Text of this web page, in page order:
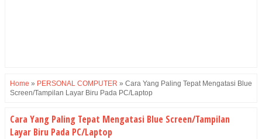
Home » PERSONAL COMPUTER » Cara Yang Paling Tepat Mengatasi Blue
Screen/Tampilan Layar Biru Pada PC/Laptop
Cara Yang Paling Tepat Mengatasi Blue Screen/Tampilan
Layar Biru Pada PC/Laptop